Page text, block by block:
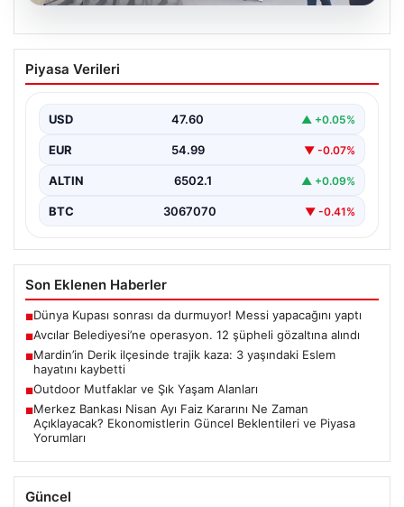
05.08.2026
Avcılar Belediyesi’ne operasyon. 12
şüpheli gözaltına alındı
Piyasa Verileri
USD 47.60 ▲ +0.05%
EUR 54.99 ▼ -0.07%
ALTIN 6502.1 ▲ +0.09%
BTC 3067070 ▼ -0.41%
Son Eklenen Haberler
■Dünya Kupası sonrası da durmuyor! Messi yapacağını yaptı
■Avcılar Belediyesi’ne operasyon. 12 şüpheli gözaltına alındı
■Mardin’in Derik ilçesinde trajik kaza: 3 yaşındaki Eslem
hayatını kaybetti
■Outdoor Mutfaklar ve Şık Yaşam Alanları
■Merkez Bankası Nisan Ayı Faiz Kararını Ne Zaman
Açıklayacak? Ekonomistlerin Güncel Beklentileri ve Piyasa
Yorumları
Güncel